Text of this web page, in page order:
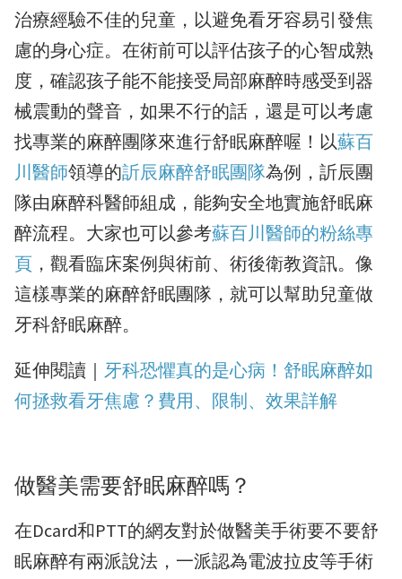
治療經驗不佳的兒童，以避免看牙容易引發焦
慮的身心症。在術前可以評估孩子的心智成熟
度，確認孩子能不能接受局部麻醉時感受到器
械震動的聲音，如果不行的話，還是可以考慮
找專業的麻醉團隊來進行舒眠麻醉喔！以蘇百
川醫師領導的訢辰麻醉舒眠團隊為例，訢辰團
隊由麻醉科醫師組成，能夠安全地實施舒眠麻
醉流程。大家也可以參考蘇百川醫師的粉絲專
頁 ，觀看臨床案例與術前、術後衛教資訊。像
這樣專業的麻醉舒眠團隊，就可以幫助兒童做
牙科舒眠麻醉。
延伸閱讀｜ 牙科恐懼真的是心病！舒眠麻醉如
何拯救看牙焦慮？費用、限制、效果詳解
做醫美需要舒眠麻醉嗎？
在Dcard和PTT的網友對於做醫美手術要不要舒
眠麻醉有兩派說法，一派認為電波拉皮等手術